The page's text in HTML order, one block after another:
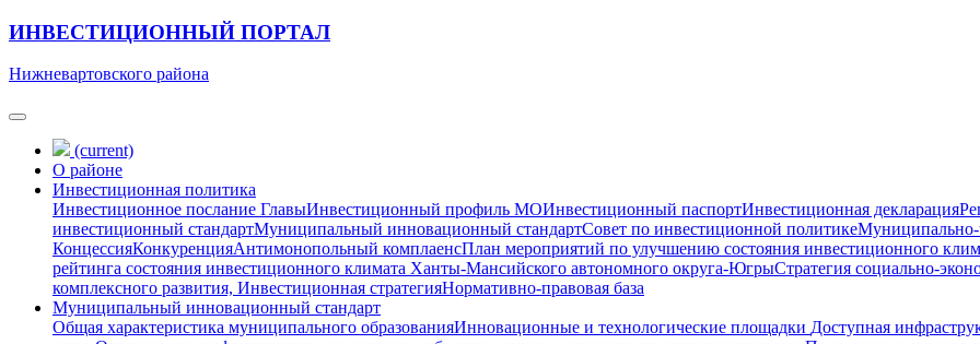
ИНВЕСТИЦИОННЫЙ ПОРТАЛ
Нижневартовского района
(current)
О районе
Инвестиционная политика
Инвестиционное послание ГлавыИнвестиционный профиль МОИнвестиционный паспортИнвестиционная декларация
инвестиционный стандартМуниципальный инновационный стандартСовет по инвестиционной политикеМуниципально-
КонцессияКонкуренцияАнтимонопольный комплаенсПлан мероприятий по улучшению состояния инвестиционного
рейтинга состояния инвестиционного климата Ханты-Мансийского автономного округа-ЮгрыСтратегия социально-
комплексного развития, Инвестиционная стратегияНормативно-правовая база
Муниципальный инновационный стандарт
Общая характеристика муниципального образованияИнновационные и технологические площадки Доступная